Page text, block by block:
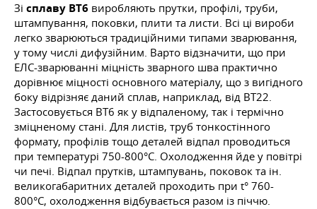
Зі сплаву ВТ6 виробляють прутки, профілі, труби,
штампування, поковки, плити та листи. Всі ці вироби
легко зварюються традиційними типами зварювання,
у тому числі дифузійним. Варто відзначити, що при
ЕЛС-зварюванні міцність зварного шва практично
дорівнює міцності основного матеріалу, що з вигідного
боку відрізняє даний сплав, наприклад, від ВТ22.
Застосовується ВТ6 як у відпаленому, так і термічно
зміцненому стані. Для листів, труб тонкостінного
формату, профілів тощо деталей відпал проводиться
при температурі 750-800°С. Охолодження йде у повітрі
чи печі. Відпал прутків, штампувань, поковок та ін.
великогабаритних деталей проходить при t° 760-
800°С, охолодження відбувається разом із піччю.